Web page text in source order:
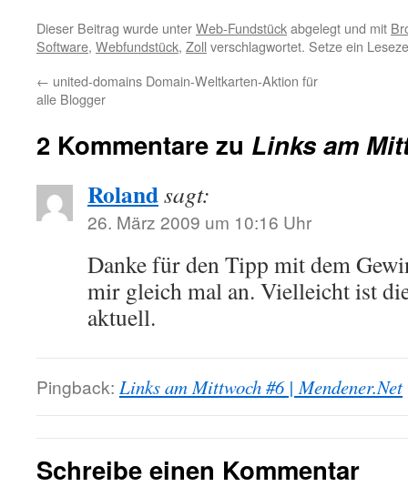
Dieser Beitrag wurde unterWeb-Fundstückabgelegt und mit
Software, Webfundstück, Zoll verschlagwortet. Setze ein
← united-domains Domain-Weltkarten-Aktion für
alle Blogger
2 Kommentare zu Links am
Rolandsagt:
26. März 2009 um 10:16 Uhr
Danke für den Tipp mit dem
mir gleich mal an. Vielleicht ist
aktuell.
Pingback: Links am Mittwoch #6 | Mendener.Net
Schreibe einen Kommentar